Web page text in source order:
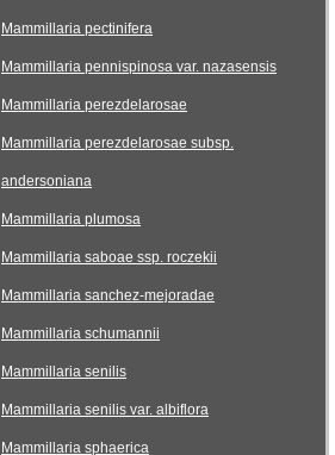
Mammillaria pectinifera
Mammillaria pennispinosa var. nazasensis
Mammillaria perezdelarosae
Mammillaria perezdelarosae subsp.
andersoniana
Mammillaria plumosa
Mammillaria saboae ssp. roczekii
Mammillaria sanchez-mejoradae
Mammillaria schumannii
Mammillaria senilis
Mammillaria senilis var. albiflora
Mammillaria sphaerica